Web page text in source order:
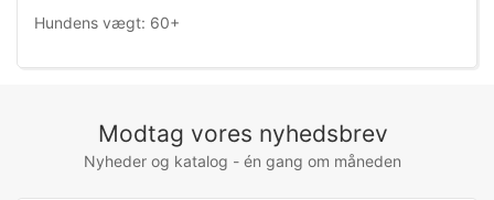
Hundens vægt: 60+
Modtag vores nyhedsbrev
Nyheder og katalog - én gang om måneden